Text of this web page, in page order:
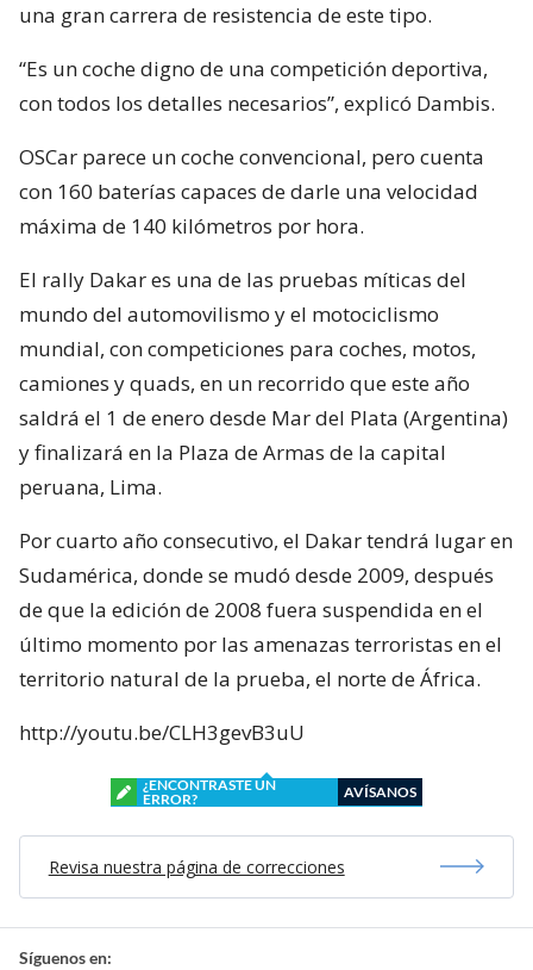
una gran carrera de resistencia de este tipo.
“Es un coche digno de una competición deportiva,
con todos los detalles necesarios”, explicó Dambis.
OSCar parece un coche convencional, pero cuenta
con 160 baterías capaces de darle una velocidad
máxima de 140 kilómetros por hora.
El rally Dakar es una de las pruebas míticas del
mundo del automovilismo y el motociclismo
mundial, con competiciones para coches, motos,
camiones y quads, en un recorrido que este año
saldrá el 1 de enero desde Mar del Plata (Argentina)
y finalizará en la Plaza de Armas de la capital
peruana, Lima.
Por cuarto año consecutivo, el Dakar tendrá lugar en
Sudamérica, donde se mudó desde 2009, después
de que la edición de 2008 fuera suspendida en el
último momento por las amenazas terroristas en el
territorio natural de la prueba, el norte de África.
http://youtu.be/CLH3gevB3uU
¿ENCONTRASTE UN
ERROR?
AVÍSANOS
Revisa nuestra página de correcciones
Síguenos en: